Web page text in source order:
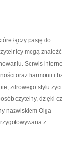
łączy pasję do
mogą
Serwis
oraz harmonii i
zdrowego stylu
czytelny, dzięki
nazwiskiem Olga
z